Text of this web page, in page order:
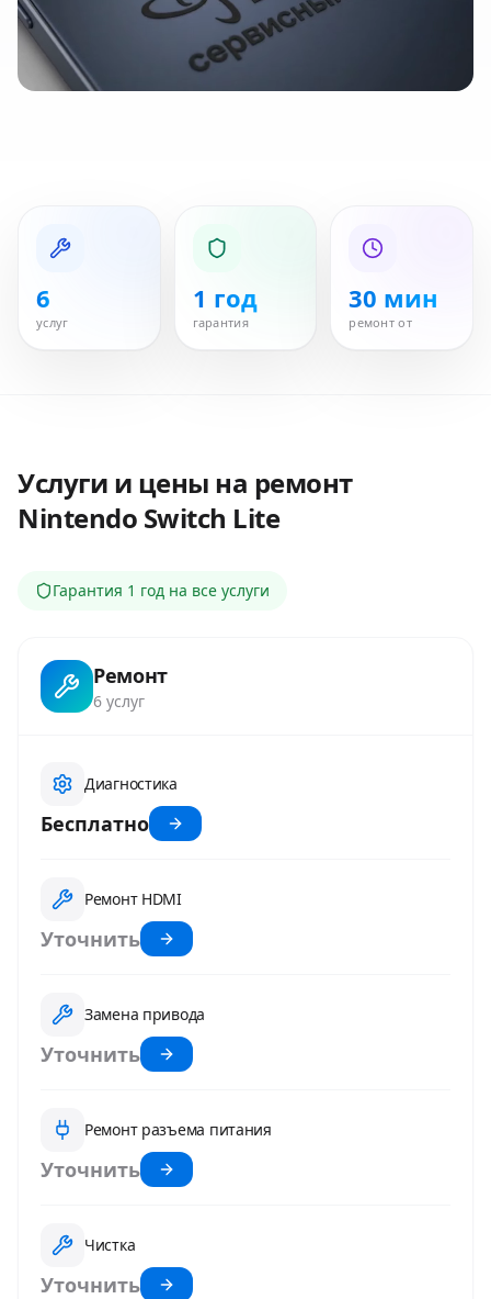
6
услуг
1 год
гарантия
30 мин
ремонт от
Услуги и цены на ремонт
Nintendo Switch Lite
Гарантия 1 год на все услуги
Ремонт
6 услуг
Диагностика
Бесплатно
Ремонт HDMI
Уточнить
Замена привода
Уточнить
Ремонт разъема питания
Уточнить
Чистка
Уточнить